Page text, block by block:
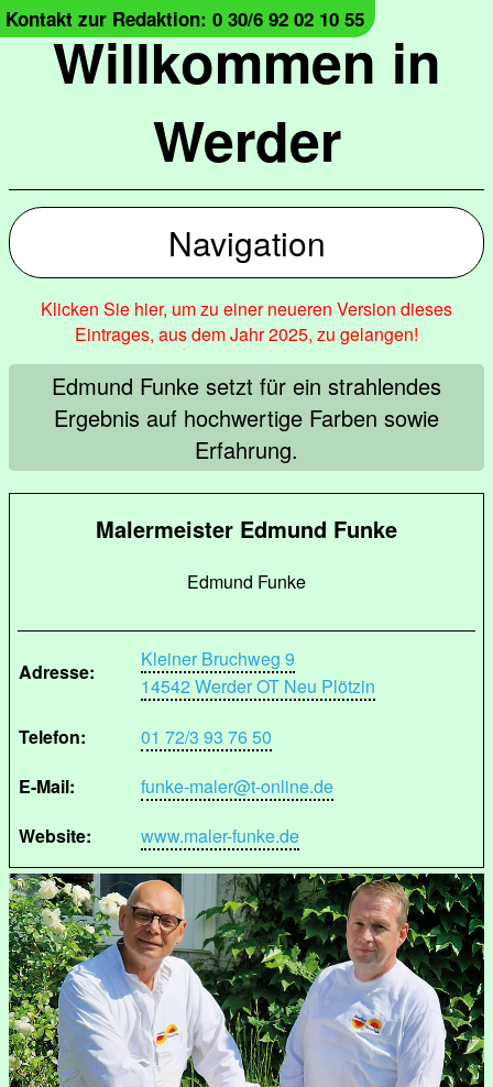
Willkommen in
Werder
Kontakt zur Redaktion: 0 30/6 92 02 10 55
Navigation
Klicken Sie hier, um zu einer neueren Version dieses
Eintrages, aus dem Jahr 2025, zu gelangen!
Edmund Funke setzt für ein strahlendes
Ergebnis auf hochwertige Farben sowie
Erfahrung.
Malermeister Edmund Funke
Edmund Funke
Adresse:
Kleiner Bruchweg 9
14542 Werder OT Neu Plötzin
Telefon:
01 72/3 93 76 50
E-Mail:
funke-maler@t-online.de
Website:
www.maler-funke.de